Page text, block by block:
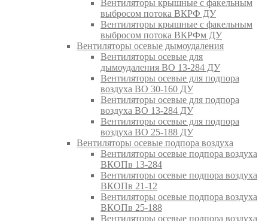
Вентиляторы крышные с факельным
выбросом потока ВКРФ ДУ
Вентиляторы крышные с факельным
выбросом потока ВКРФм ДУ
Вентиляторы осевые дымоудаления
Вентиляторы осевые для
дымоудаления ВО 13-284 ДУ
Вентиляторы осевые для подпора
воздуха ВО 30-160 ДУ
Вентиляторы осевые для подпора
воздуха ВО 13-284 ДУ
Вентиляторы осевые для подпора
воздуха ВО 25-188 ДУ
Вентиляторы осевые подпора воздуха
Вентиляторы осевые подпора воздуха
ВКОПв 13-284
Вентиляторы осевые подпора воздуха
ВКОПв 21-12
Вентиляторы осевые подпора воздуха
ВКОПв 25-188
Вентиляторы осевые подпора воздуха